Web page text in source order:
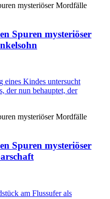
Spuren mysteriöser
eines Kindes untersucht
der nun behauptet, der
Spuren mysteriöser
am Flussufer als